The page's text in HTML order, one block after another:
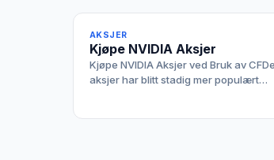
AKSJER
Kjøpe NVIDIA Aksjer
Kjøpe NVIDIA Aksjer ved Bruk av
aksjer har blitt stadig mer populært…